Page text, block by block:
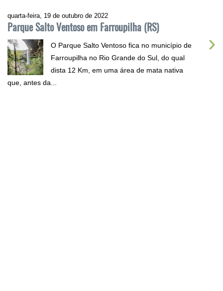
quarta-feira, 19 de outubro de 2022
Parque Salto Ventoso em Farroupilha (RS)
›
O Parque Salto Ventoso fica no município de
Farroupilha no Rio Grande do Sul, do qual
dista 12 Km, em uma área de mata nativa
que, antes da...